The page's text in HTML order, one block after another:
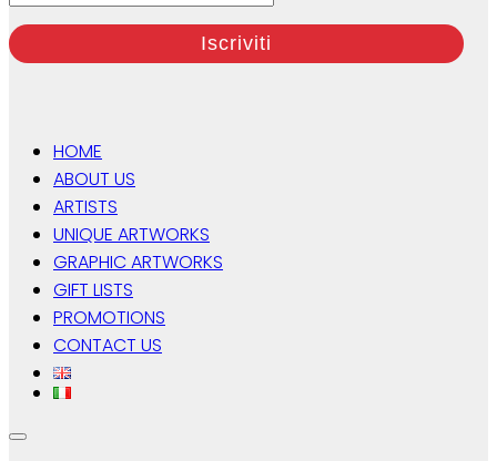
HOME
ABOUT US
ARTISTS
UNIQUE ARTWORKS
GRAPHIC ARTWORKS
GIFT LISTS
PROMOTIONS
CONTACT US